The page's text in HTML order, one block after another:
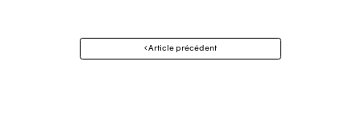
Navigation
Article précédent